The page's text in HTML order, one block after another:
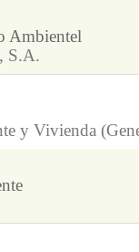
Ambientel
S.A.
y Vivienda